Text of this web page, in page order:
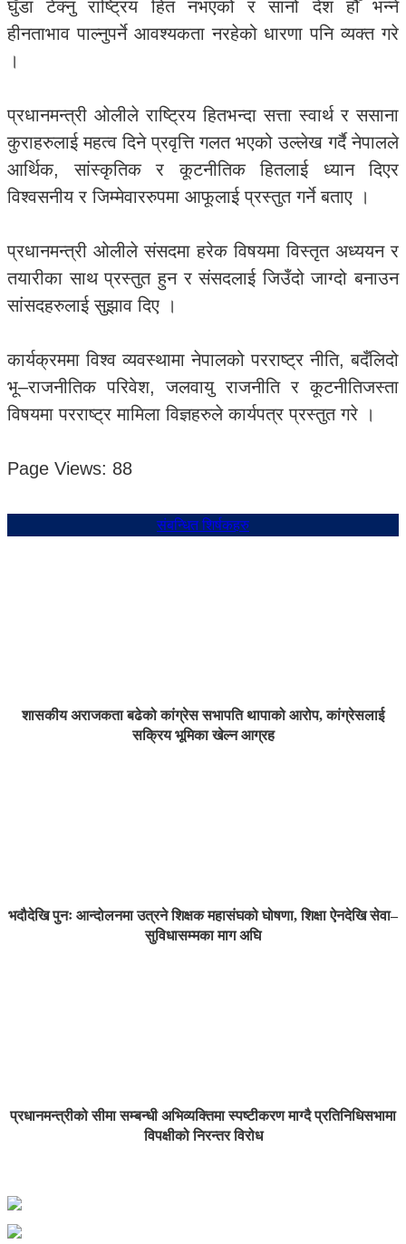
घुँडा टेक्नु राष्ट्रिय हित नभएको र सानो देश हौँ भन्ने
हीनताभाव पाल्नुपर्ने आवश्यकता नरहेको धारणा पनि व्यक्त गरे
।
प्रधानमन्त्री ओलीले राष्ट्रिय हितभन्दा सत्ता स्वार्थ र ससाना
कुराहरुलाई महत्व दिने प्रवृत्ति गलत भएको उल्लेख गर्दै नेपालले
आर्थिक, सांस्कृतिक र कूटनीतिक हितलाई ध्यान दिएर
विश्वसनीय र जिम्मेवाररुपमा आफूलाई प्रस्तुत गर्ने बताए ।
प्रधानमन्त्री ओलीले संसदमा हरेक विषयमा विस्तृत अध्ययन र
तयारीका साथ प्रस्तुत हुन र संसदलाई जिउँदो जाग्दो बनाउन
सांसदहरुलाई सुझाव दिए ।
कार्यक्रममा विश्व व्यवस्थामा नेपालको परराष्ट्र नीति, बदँलिदो
भू–राजनीतिक परिवेश, जलवायु राजनीति र कूटनीतिजस्ता
विषयमा परराष्ट्र मामिला विज्ञहरुले कार्यपत्र प्रस्तुत गरे ।
Page Views: 88
संबन्धित शिर्षकहरु
शासकीय अराजकता बढेको कांग्रेस सभापति थापाको आरोप, कांग्रेसलाई
सक्रिय भूमिका खेल्न आग्रह
भदौदेखि पुनः आन्दोलनमा उत्रने शिक्षक महासंघको घोषणा, शिक्षा ऐनदेखि सेवा–
सुविधासम्मका माग अघि
प्रधानमन्त्रीको सीमा सम्बन्धी अभिव्यक्तिमा स्पष्टीकरण माग्दै प्रतिनिधिसभामा
विपक्षीको निरन्तर विरोध